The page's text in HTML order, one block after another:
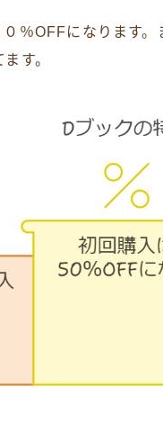
％OFFになります
す。